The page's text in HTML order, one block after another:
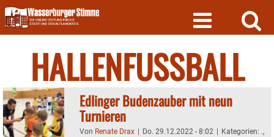
Skip
to
content
HALLENFUSSBALL
Edlinger Budenzauber mit neun
Turnieren
Von Renate Drax | Do. 29.12.2022 - 8:02 | Kategorien: .,